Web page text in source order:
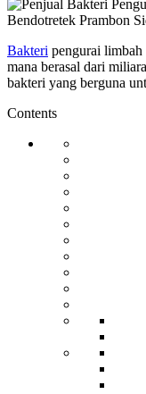
Bakteri pengurai
mana berasal dari
bakteri yang berguna
Contents